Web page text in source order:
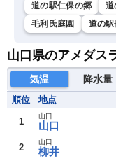
道の駅仁保の郷
道
毛利氏庭園
道の
山口県のアメダス
気温 降水量
順位 地点
1 山口
山口
2 柳井
山口